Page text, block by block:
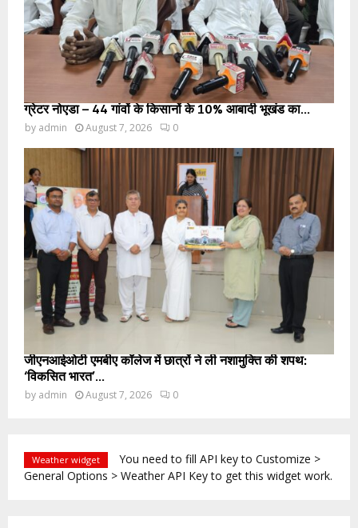
ग्रेटर नोएडा – 44 गांवों के किसानों के 10% आबादी भूखंड का...
by admin August 7, 2026 0
जीएनआईओटी एमबीए कॉलेज में छात्रों ने ली नशामुक्ति की शपथ:
‘विकसित भारत’...
by admin August 7, 2026 0
Weather widget
You need to fill API key to Customize >
General Options > Weather API Key to get this widget work.